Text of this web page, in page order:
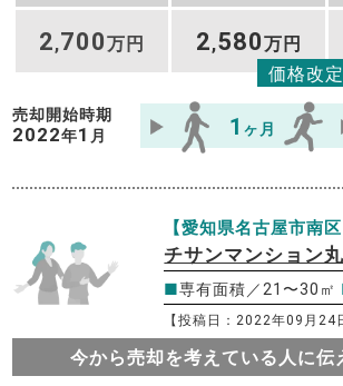
2,700万円 2,580万円
価格改定
売却開始時期
2022年1 月 1 ヶ月
【愛知県名古屋市南区
チサンマンション
■専有面積／21〜30㎡
【投稿日：2022年09月24
今から売却を考えている人に伝